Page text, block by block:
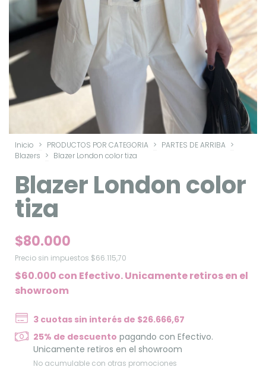
Inicio > PRODUCTOS POR CATEGORIA > PARTES DE ARRIBA >
Blazers > Blazer London color tiza
Blazer London color
tiza
$80.000
Precio sin impuestos $66.115,70
$60.000 con Efectivo. Unicamente retiros en el
showroom
3 cuotas sin interés de $26.666,67
25% de descuento pagando con Efectivo.
Unicamente retiros en el showroom
No acumulable con otras promociones